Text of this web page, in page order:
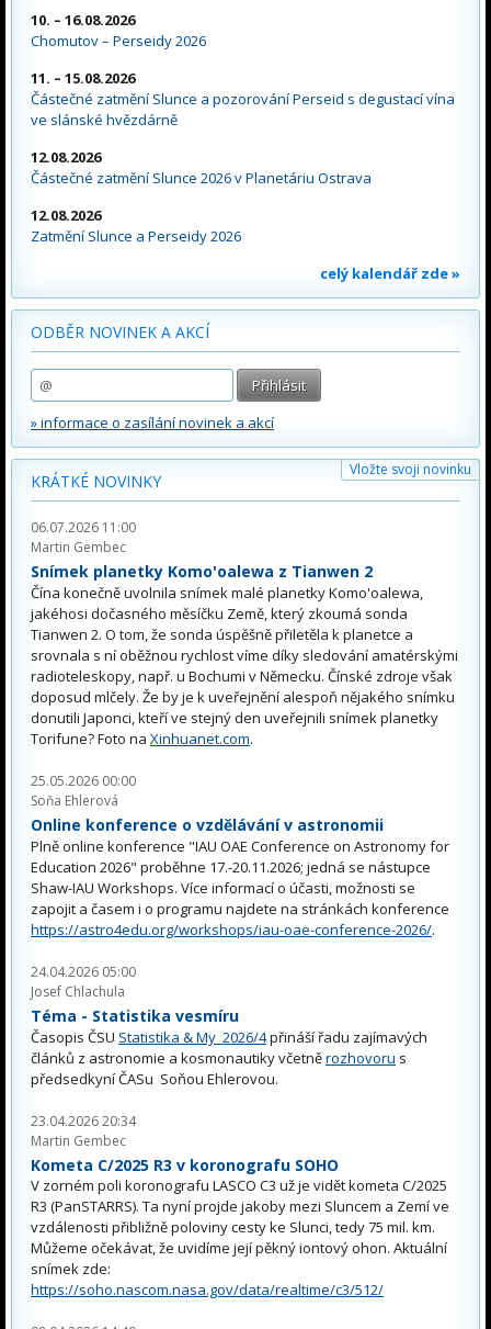
10. – 16.08.2026
Chomutov – Perseidy 2026
11. – 15.08.2026
Částečné zatmění Slunce a pozorování Perseid s degustací vína
ve slánské hvězdárně
12.08.2026
Částečné zatmění Slunce 2026 v Planetáriu Ostrava
12.08.2026
Zatmění Slunce a Perseidy 2026
celý kalendář zde »
ODBĚR NOVINEK A AKCÍ
» informace o zasílání novinek a akcí
Vložte svoji novinku
KRÁTKÉ NOVINKY
06.07.2026 11:00
Martin Gembec
Snímek planetky Komo'oalewa z Tianwen 2
Čína konečně uvolnila snímek malé planetky Komo'oalewa,
jakéhosi dočasného měsíčku Země, který zkoumá sonda
Tianwen 2. O tom, že sonda úspěšně přiletěla k planetce a
srovnala s ní oběžnou rychlost víme díky sledování amatérskými
radioteleskopy, např. u Bochumi v Německu. Čínské zdroje však
doposud mlčely. Že by je k uveřejnění alespoň nějakého snímku
donutili Japonci, kteří ve stejný den uveřejnili snímek planetky
Torifune? Foto na Xinhuanet.com.
25.05.2026 00:00
Soňa Ehlerová
Online konference o vzdělávání v astronomii
Plně online konference "IAU OAE Conference on Astronomy for
Education 2026" proběhne 17.-20.11.2026; jedná se nástupce
Shaw-IAU Workshops. Více informací o účasti, možnosti se
zapojit a časem i o programu najdete na stránkách konference
https://astro4edu.org/workshops/iau-oae-conference-2026/.
24.04.2026 05:00
Josef Chlachula
Téma - Statistika vesmíru
Časopis ČSU Statistika & My 2026/4přináší řadu zajímavých
článků z astronomie a kosmonautiky včetněrozhovoru s
předsedkyní ČASu Soňou Ehlerovou.
23.04.2026 20:34
Martin Gembec
Kometa C/2025 R3 v koronografu SOHO
V zorném poli koronografu LASCO C3 už je vidět kometa C/2025
R3 (PanSTARRS). Ta nyní projde jakoby mezi Sluncem a Zemí ve
vzdálenosti přibližně poloviny cesty ke Slunci, tedy 75 mil. km.
Můžeme očekávat, že uvidíme její pěkný iontový ohon. Aktuální
snímek zde:
https://soho.nascom.nasa.gov/data/realtime/c3/512/